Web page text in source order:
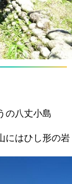
の八丈小島
にはひし形の岩